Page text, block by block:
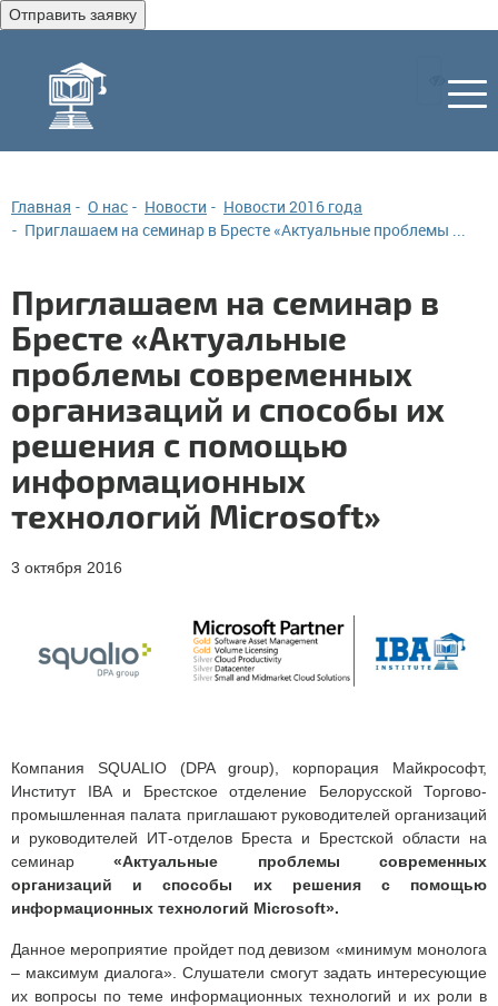
Отправить заявку
Главная О нас Новости
Новости 2016 года
Приглашаем на семинар в Бресте «Актуальные проблемы ...
Приглашаем на семинар в
Бресте «Актуальные
проблемы современных
организаций и способы их
решения с помощью
информационных
технологий Microsoft»
3 октября 2016
Компания SQUALIO (DPA group), корпорация Майкрософт,
Институт IBA и Брестское отделение Белорусской Торгово-
промышленная палата приглашают руководителей организаций
и руководителей ИТ-отделов Бреста и Брестской области на
семинар«Актуальные проблемы современных
организаций и способы их решения с помощью
информационных технологий Microsoft».
Данное мероприятие пройдет под девизом «минимум монолога
– максимум диалога». Слушатели смогут задать интересующие
их вопросы по теме информационных технологий и их роли в